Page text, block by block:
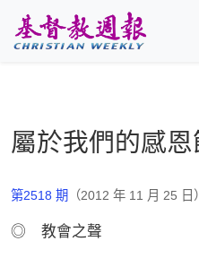
屬於我們的感恩
第2518 期 （2012 年 11 月 25 日）
◎ 教會之聲